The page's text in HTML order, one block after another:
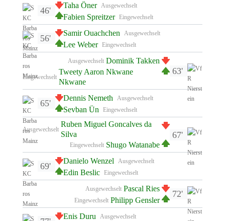
Ausgewechselt
Taha Öner
Eingewechselt
Fabien Spreitzer
46'
Ausgewechselt
Samir Ouachchen
Eingewechselt
Lee Weber
56'
63'
Ausgewechselt Dominik Takken
Eingewechselt
Tweety Aaron Nkwane
Nkwane
Ausgewechselt
Dennis Nemeth
Eingewechselt
Sevban Ün
65'
67'
Ausgewechselt
Ruben Miguel Goncalves da
Silva
Eingewechselt Shugo Watanabe
Ausgewechselt
Danielo Wenzel
Eingewechselt
Edin Beslic
69'
72'
Ausgewechselt Pascal Ries
Eingewechselt Philipp Gensler
Ausgewechselt
Enis Duru